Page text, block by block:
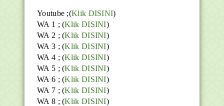
Youtube ;(Klik DISINI)
WA 1 ; (Klik DISINI)
WA 2 ; (Klik DISINI)
WA 3 ; (Klik DISINI)
WA 4 ; (Klik DISINI)
WA 5 ; (Klik DISINI)
WA 6 ; (Klik DISINI)
WA 7 ; (Klik DISINI)
WA 8 ; (Klik DISINI)